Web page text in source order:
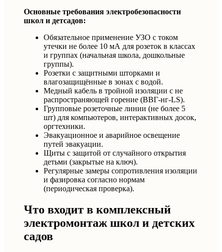
Основные требования электробезопасности
школ и детсадов:
Обязательное применение УЗО с током
утечки не более 10 мА для розеток в классах
и группах (начальная школа, дошкольные
группы).
Розетки с защитными шторками и
влагозащищённые в зонах с водой.
Медный кабель в тройной изоляции с не
распространяющей горение (ВВГ-нг-LS).
Групповые розеточные линии (не более 5
шт) для компьютеров, интерактивных досок,
оргтехники.
Эвакуационное и аварийное освещение
путей эвакуации.
Щиты с защитой от случайного открытия
детьми (закрытые на ключ).
Регулярные замеры сопротивления изоляции
и фазировка согласно нормам
(периодическая проверка).
Что входит в комплексный
электромонтаж школ и детских
садов